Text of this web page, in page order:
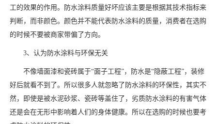
工的效果的作用。防水涂料质量好坏应该主要是根据其技术指标来
判断，而非颜色。颜色并不能代表防水涂料的质量，消费者在选购
的时候不要被商家带偏了方向。
3、认为防水涂料与环保无关
不像墙面漆和瓷砖属于“面子工程”，防水是“隐蔽工程”，装修
好后就看不到了。所以很多人就忽略了防水涂料的环保性，其实不
然，即使是被水泥砂浆、瓷砖等盖住了，劣质防水涂料的有害气体
还是会在无形中影响着人们的身体健康。所以在选购的时候也要考